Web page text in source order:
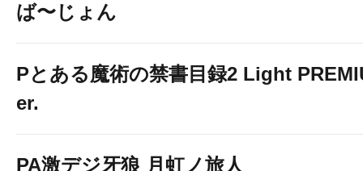
ば〜じょん
Pとある魔術の禁書目録2 Light
er.
PA激デジ牙狼 月虹ノ旅人